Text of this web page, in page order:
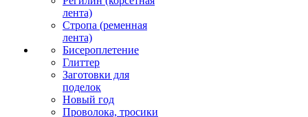
лента)
Стропа (ременная
лента)
Бисероплетение
Глиттер
Заготовки для
поделок
Новый год
Проволока, тросики